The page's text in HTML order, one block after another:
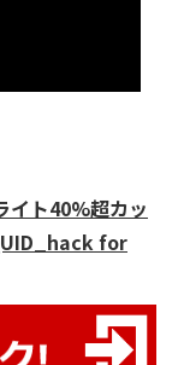
イト40%超カッ
for